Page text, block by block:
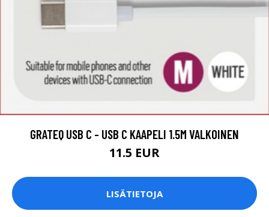
GRATEQ USB C - USB C KAAPELI 1.5M VALKOINEN
11.5 EUR
LISÄTIETOJA